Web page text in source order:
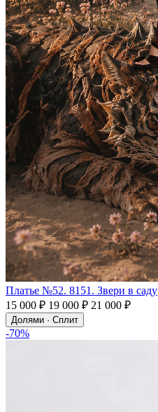
Платье №52. 8151. Звери в саду
15 000 ₽ 19 000 ₽ 21 000 ₽
Долями · Сплит
-70%